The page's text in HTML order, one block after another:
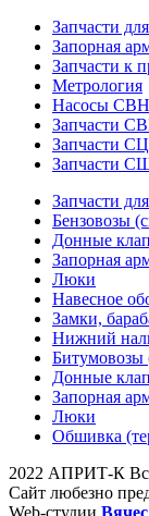
Запчасти
Запорная
Запчасти к
Метрология
Насосы
Запчасти
Запчасти
Запчасти
Запчасти
Бензовозы
Донные
Запорная
Люки
Навесное
Замки,
Нижний
Битумовозы
Донные
Запорная
Люки
Обшивка
2022 АПРИТ-К
Сайт любезно
Web-студии